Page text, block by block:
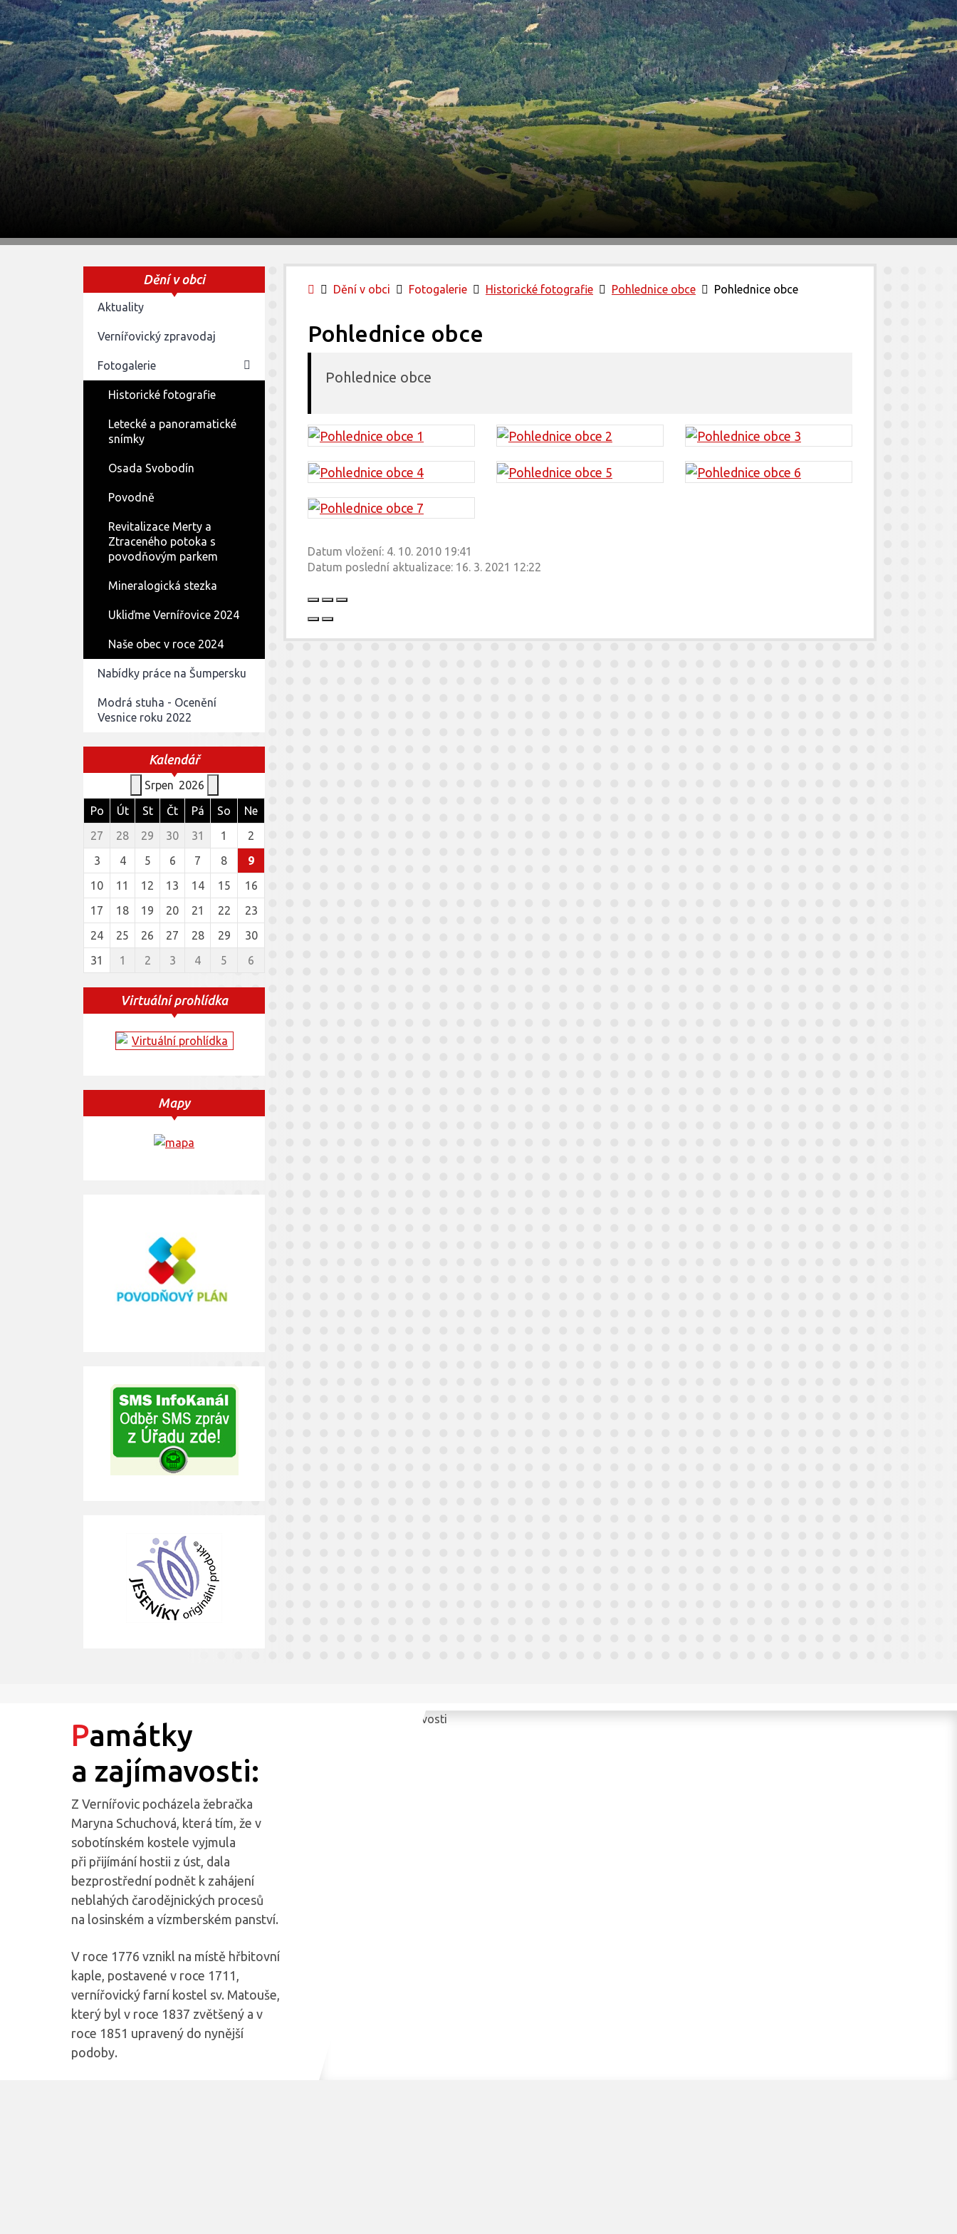
Úvodní stránka
Dění v obci Fotogalerie Historické fotografie Pohlednice obce Pohlednice obce
Pohlednice obce
Pohlednice obce
Datum vložení: 4. 10. 2010 19:41
Datum poslední aktualizace: 16. 3. 2021 12:22
Dění v obci
Aktuality
Vernířovický zpravodaj
Fotogalerie
Historické fotografie
Pohlednice obce
Letecké a panoramatické
snímky
Osada Svobodín
Povodně
Revitalizace Merty a
Ztraceného potoka s
povodňovým parkem
Mineralogická stezka
Ukliďme Vernířovice 2024
Naše obec v roce 2024
Nabídky práce na Šumpersku
Modrá stuha - Ocenění
Vesnice roku 2022
Kalendář
Srpen 2026
Po
Út St Čt Pá So
Ne
27
28 29 30 31 1
2
3
4 5 6 7 8
9
10
11 12 13 14 15
16
17
18 19 20 21 22
23
24
25 26 27 28 29
30
31
1 2 3 4 5 6
Virtuální prohlídka
Mapy
Památky
a zajímavosti:
Z Vernířovic pocházela žebračka
Maryna Schuchová, která tím, že v
sobotínském kostele vyjmula
při přijímání hostii z úst, dala
bezprostřední podnět k zahájení
neblahých čarodějnických procesů
na losinském a vízmberském panství.
V roce 1776 vznikl na místě hřbitovní
kaple, postavené v roce 1711,
vernířovický farní kostel sv. Matouše,
který byl v roce 1837 zvětšený a v
roce 1851 upravený do nynější
podoby.